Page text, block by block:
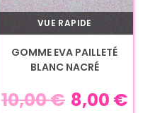
VUE RAPIDE
GOMME EVA PAILLETÉ
BLANC NACRÉ
10,00€ 8,00 €